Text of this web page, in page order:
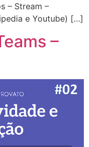
– Stream –
e Youtube) […]
–